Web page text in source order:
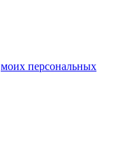
моих персональных